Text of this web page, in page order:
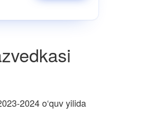
2024 o‘quv yilida